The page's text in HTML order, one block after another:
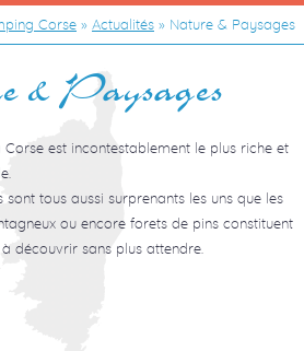
Corse » Actualités » Nature & Paysages
& Paysages
est incontestablement le plus riche et
tous aussi surprenants les uns que les
ou encore forets de pins constituent
découvrir sans plus attendre.